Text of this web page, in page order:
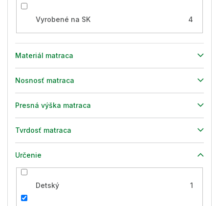
Vyrobené na SK 4
Materiál matraca
Nosnosť matraca
Presná výška matraca
Tvrdosť matraca
Určenie
Detský 1